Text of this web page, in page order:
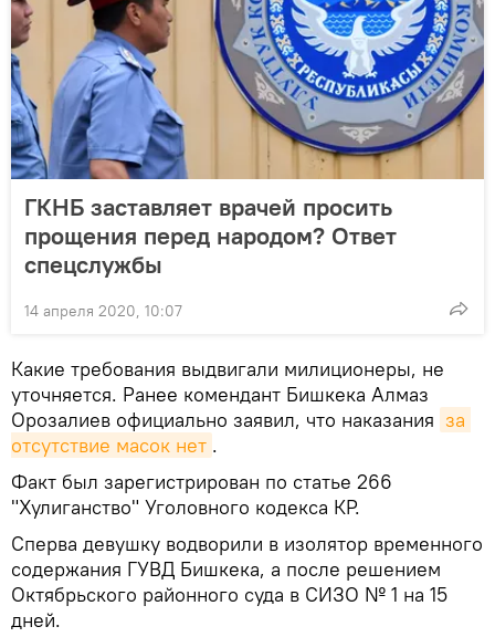
ГКНБ заставляет врачей просить
прощения перед народом? Ответ
спецслужбы
14 апреля 2020, 10:07
Какие требования выдвигали милиционеры, не
уточняется. Ранее комендант Бишкека Алмаз
Орозалиев официально заявил, что наказания за
отсутствие масок нет .
Факт был зарегистрирован по статье 266
"Хулиганство" Уголовного кодекса КР.
Сперва девушку водворили в изолятор временного
содержания ГУВД Бишкека, а после решением
Октябрьского районного суда в СИЗО № 1 на 15
дней.